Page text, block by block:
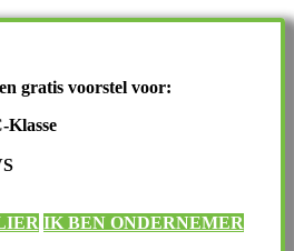
gratis voorstel voor:
Klasse
IK BEN ONDERNEMER